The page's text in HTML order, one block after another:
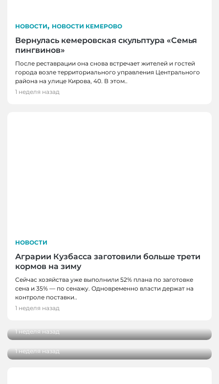
НОВОСТИ, НОВОСТИ КЕМЕРОВО
Вернулась кемеровская скульптура «Семья
пингвинов»
После реставрации она снова встречает жителей и гостей
города возле территориального управления Центрального
района на улице Кирова, 40. В этом..
1 неделя назад
НОВОСТИ
Аграрии Кузбасса заготовили больше трети
кормов на зиму
Сейчас хозяйства уже выполнили 52% плана по заготовке
сена и 35% — по сенажу. Одновременно власти держат на
контроле поставки..
1 неделя назад
НОВОСТИ
В Кемерове устанавливают аптечки первой
1 неделя назад
НОВОСТИ, НОВОСТИ КЕМЕРОВО
отремонтируют улицу Веры Волошиной
1 неделя назад